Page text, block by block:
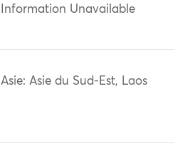
Information Unavailable
Asie: Asie du Sud-Est, Laos